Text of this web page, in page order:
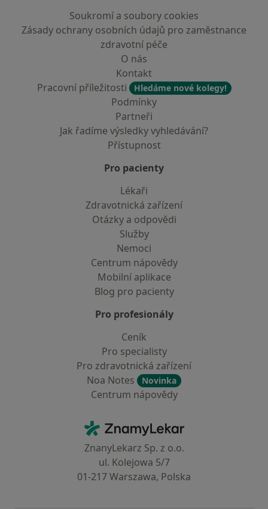
Soukromí a soubory cookies
Zásady ochrany osobních údajů pro zaměstnance
zdravotní péče
O nás
Kontakt
Pracovní příležitosti
Hledáme nové kolegy!
Podmínky
Partneři
Jak řadíme výsledky vyhledávání?
Přístupnost
Pro pacienty
Lékaři
Zdravotnická zařízení
Otázky a odpovědi
Služby
Nemoci
Centrum nápovědy
Mobilní aplikace
Blog pro pacienty
Pro profesionály
Ceník
Pro specialisty
Pro zdravotnická zařízení
Noa Notes
Novinka
Centrum nápovědy
ZnamyLekar - Hlavní stránka
ZnanyLekarz Sp. z o.o.
ul. Kolejowa 5/7
01-217 Warszawa, Polska